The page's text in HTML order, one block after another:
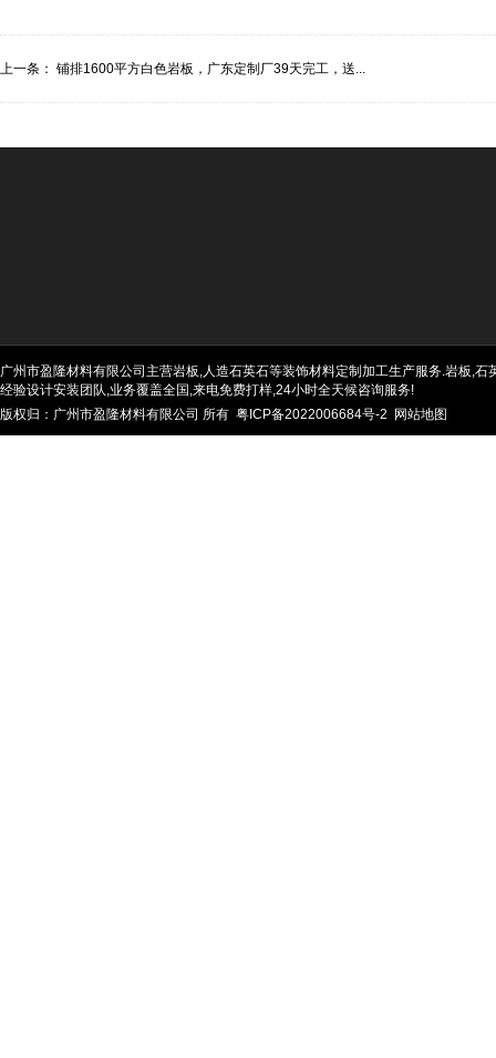
上一条： 铺排1600平方白色岩板，广东定制厂39天完工，送...
广州市盈隆材料有限公司主营岩板,人造石英石等装饰材料定制加工生产服务.岩板,
经验设计安装团队,业务覆盖全国,来电免费打样,24小时全天候咨询服务!
版权归：广州市盈隆材料有限公司 所有 粤ICP备2022006684号-2 网站地图